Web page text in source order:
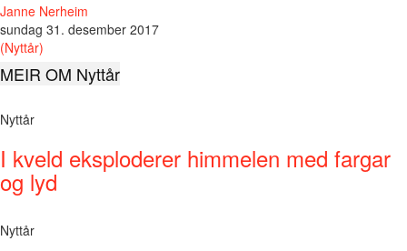
Janne Nerheim
sundag 31. desember 2017
(Nyttår)
MEIR OM Nyttår
Nyttår
I kveld eksploderer himmelen med fargar
og lyd
Nyttår